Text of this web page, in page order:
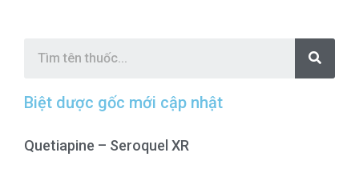
S
a
r
Biệt dược gốc mới cập nhật
Quetiapine – Seroquel XR